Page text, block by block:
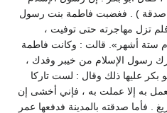
صدقة ) . فغضبت فاطمة بنت رسول
، فلم تزل مهاجرته حتى توفيت ،
وعاشت بعد رسول الإسلام ستة أشهر». قالت : وكانت فاطمة
تسأل أبا بكر نصيبها مما ترك رسول الإسلام من خيبر وفدك ،
بكر عليها ذلك وقال : لست تاركا
كان رسول الإسلام يعمل به إلا عملت به ، فإني أخشى إن
. فأما صدقته بالمدينة فدفعها عمر